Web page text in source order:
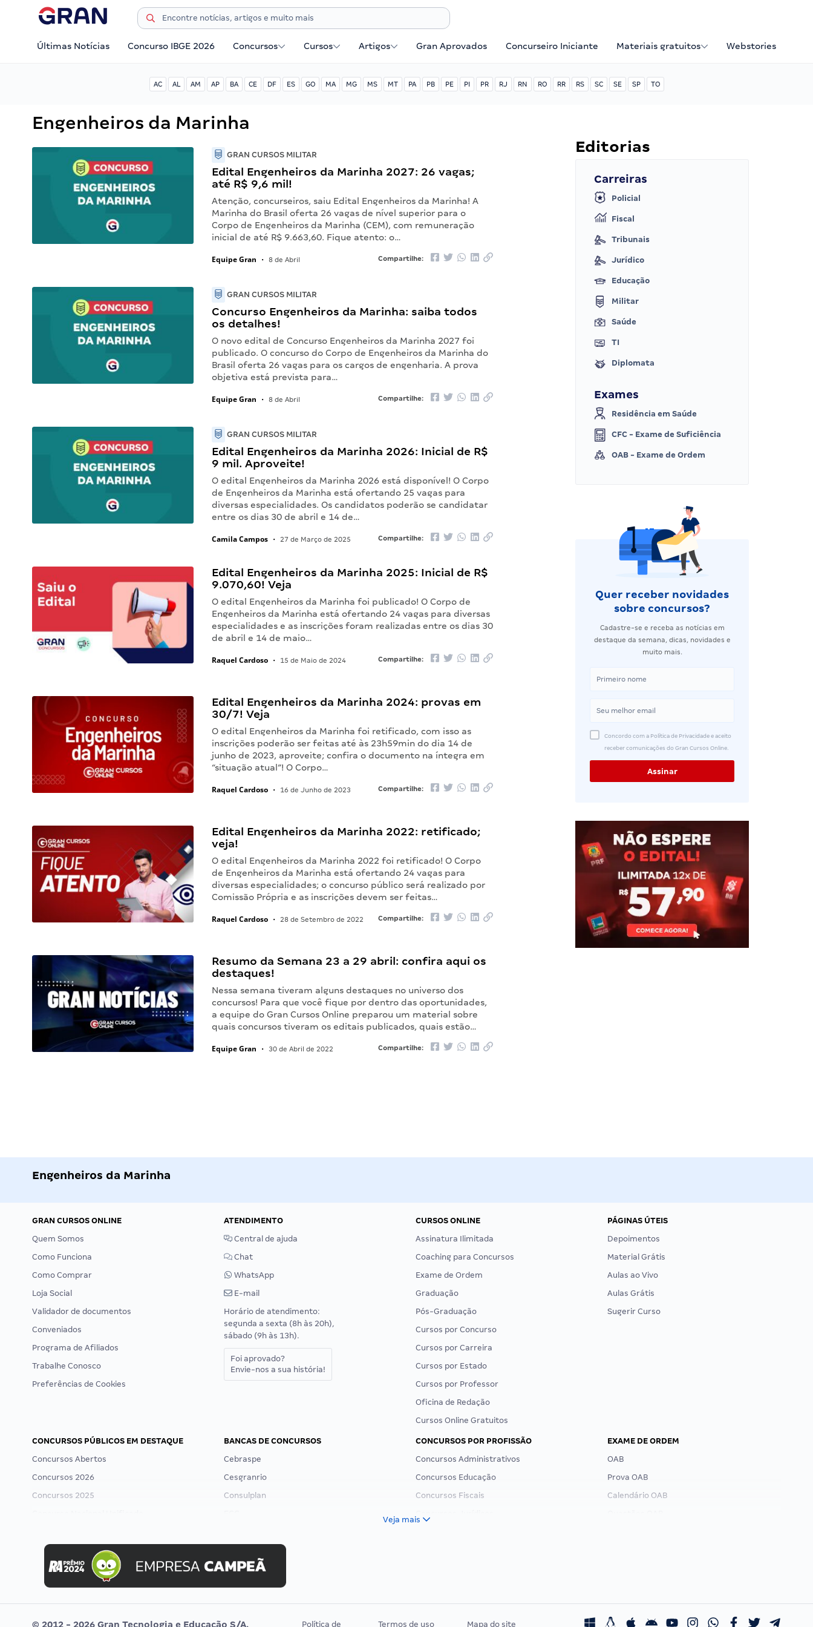
Últimas Notícias Concurso IBGE 2026 Concursos Cursos Artigos Gran Aprovados Concurseiro Iniciante Materiais gratuitos Webstories
AC AL AM AP BA CE DF ES GO MA MG MS MT PA PB PE PI PR RJ RN RO RR RS SC SE SP TO
Engenheiros da Marinha
GRAN CURSOS MILITAR
Edital Engenheiros da Marinha 2027: 26 vagas;
até R$ 9,6 mil!
Atenção, concurseiros, saiu Edital Engenheiros da Marinha! A
Marinha do Brasil oferta 26 vagas de nível superior para o
Corpo de Engenheiros da Marinha (CEM), com remuneração
inicial de até R$ 9.663,60. Fique atento: o…
Equipe Gran • 8 de Abril Compartilhe:
GRAN CURSOS MILITAR
Concurso Engenheiros da Marinha: saiba todos
os detalhes!
O novo edital de Concurso Engenheiros da Marinha 2027 foi
publicado. O concurso do Corpo de Engenheiros da Marinha do
Brasil oferta 26 vagas para os cargos de engenharia. A prova
objetiva está prevista para…
Equipe Gran • 8 de Abril Compartilhe:
GRAN CURSOS MILITAR
Edital Engenheiros da Marinha 2026: Inicial de R$
9 mil. Aproveite!
O edital Engenheiros da Marinha 2026 está disponível! O Corpo
de Engenheiros da Marinha está ofertando 25 vagas para
diversas especialidades. Os candidatos poderão se candidatar
entre os dias 30 de abril e 14 de…
Camila Campos • 27 de Março de 2025 Compartilhe:
Edital Engenheiros da Marinha 2025: Inicial de R$
9.070,60! Veja
O edital Engenheiros da Marinha foi publicado! O Corpo de
Engenheiros da Marinha está ofertando 24 vagas para diversas
especialidades e as inscrições foram realizadas entre os dias 30
de abril e 14 de maio…
Raquel Cardoso • 15 de Maio de 2024 Compartilhe:
Edital Engenheiros da Marinha 2024: provas em
30/7! Veja
O edital Engenheiros da Marinha foi retificado, com isso as
inscrições poderão ser feitas até às 23h59min do dia 14 de
junho de 2023, aproveite; confira o documento na íntegra em
“situação atual”! O Corpo…
Raquel Cardoso • 16 de Junho de 2023 Compartilhe:
Edital Engenheiros da Marinha 2022: retificado;
veja!
O edital Engenheiros da Marinha 2022 foi retificado! O Corpo
de Engenheiros da Marinha está ofertando 24 vagas para
diversas especialidades; o concurso público será realizado por
Comissão Própria e as inscrições devem ser feitas…
Raquel Cardoso • 28 de Setembro de 2022 Compartilhe:
Resumo da Semana 23 a 29 abril: confira aqui os
destaques!
Nessa semana tiveram alguns destaques no universo dos
concursos! Para que você fique por dentro das oportunidades,
a equipe do Gran Cursos Online preparou um material sobre
quais concursos tiveram os editais publicados, quais estão…
Equipe Gran • 30 de Abril de 2022 Compartilhe:
Editorias
Carreiras
Policial
Fiscal
Tribunais
Jurídico
Educação
Militar
Saúde
TI
Diplomata
Exames
Residência em Saúde
CFC - Exame de Suficiência
OAB - Exame de Ordem
Quer receber novidades
sobre concursos?
Cadastre-se e receba as notícias em
destaque da semana, dicas, novidades e
muito mais.
Concordo com a Política de Privacidade e aceito
receber comunicações do Gran Cursos Online.
Engenheiros da Marinha
GRAN CURSOS ONLINE
Quem Somos
Como Funciona
Como Comprar
Loja Social
Validador de documentos
Conveniados
Programa de Afiliados
Trabalhe Conosco
Preferências de Cookies
ATENDIMENTO
Central de ajuda
Chat
WhatsApp
E-mail
Horário de atendimento:
segunda a sexta (8h às 20h),
sábado (9h às 13h).
Foi aprovado?
Envie-nos a sua história!
CURSOS ONLINE
Assinatura Ilimitada
Coaching para Concursos
Exame de Ordem
Graduação
Pós-Graduação
Cursos por Concurso
Cursos por Carreira
Cursos por Estado
Cursos por Professor
Oficina de Redação
Cursos Online Gratuitos
PÁGINAS ÚTEIS
Depoimentos
Material Grátis
Aulas ao Vivo
Aulas Grátis
Sugerir Curso
CONCURSOS PÚBLICOS EM DESTAQUE
Concursos Abertos
Concursos 2026
Concursos 2025
Concurso MPU
Editais publicados
BANCAS DE CONCURSOS
Cebraspe
Cesgranrio
Consulplan
Selecon
Uniase
Vunesp
CONCURSOS POR PROFISSÃO
Concursos Administrativos
Concursos Educação
Concursos Fiscais
Residência Multiprofissional
EXAME DE ORDEM
OAB
Prova OAB
Calendário OAB
Veja mais
© 2012 - 2026 Gran Tecnologia e Educação S/A. Política de Termos de uso Mapa do site